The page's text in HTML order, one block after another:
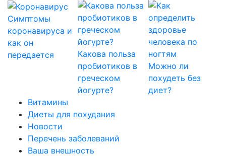
Симптомы
коронавируса и
как он
передается
Какова польза
пробиотиков в
греческом
йогурте?
Можно ли
похудеть без
диет?
Витамины
Диеты для похудания
Новости
Перечень заболеваний
Ваша внешность